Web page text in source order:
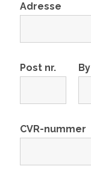
Adresse
Post nr. By
CVR-nummer